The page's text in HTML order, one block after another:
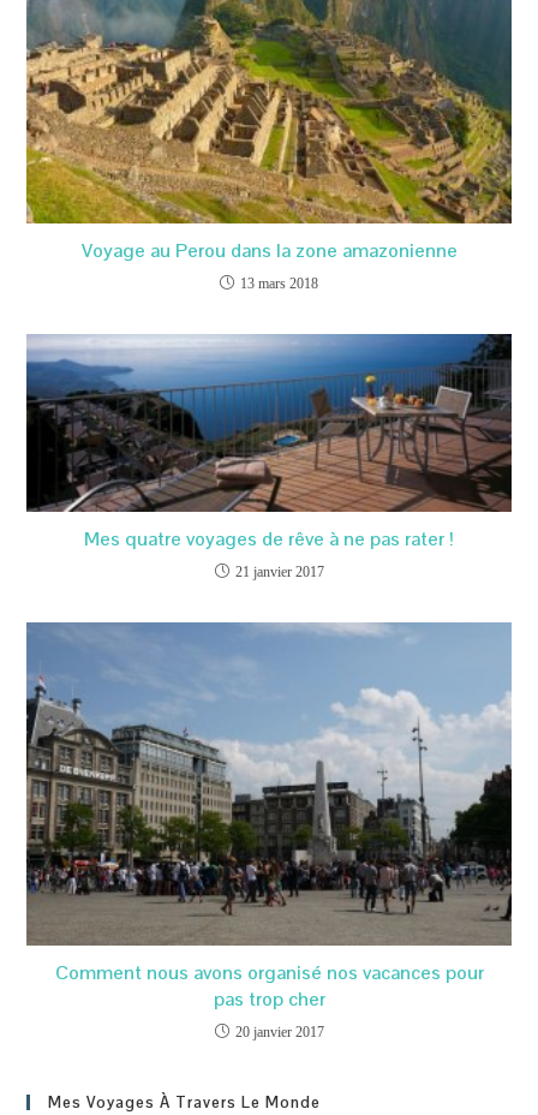
Voyage au Perou dans la zone amazonienne
13 mars 2018
Mes quatre voyages de rêve à ne pas rater !
21 janvier 2017
Comment nous avons organisé nos vacances pour
pas trop cher
20 janvier 2017
Mes Voyages À Travers Le Monde